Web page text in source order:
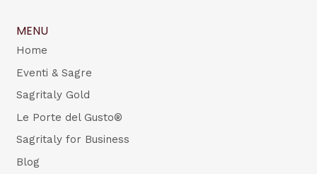
MENU
Home
Eventi & Sagre
Sagritaly Gold
Le Porte del Gusto®
Sagritaly for Business
Blog